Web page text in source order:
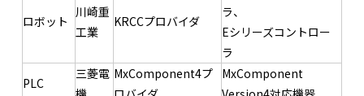
ロボット
川崎重
工業
KRCCプロバイダ
ラ、
Eシリーズコントロー
ラ
PLC
三菱電 MxComponent4プ
MxComponent